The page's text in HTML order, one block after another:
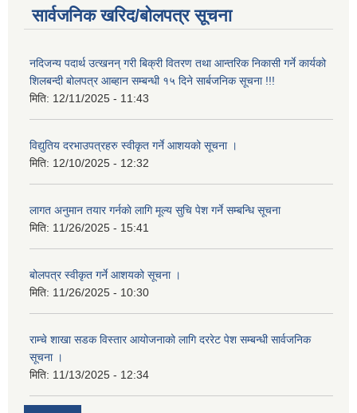
सार्वजनिक खरिद/बोलपत्र सूचना
नदिजन्य पदार्थ उत्खनन् गरी बिक्री वितरण तथा आन्तरिक निकासी गर्ने कार्यको
शिलबन्दी बोलपत्र आब्हान सम्बन्धी १५ दिने सार्बजनिक सूचना !!!
मिति: 12/11/2025 - 11:43
विद्युतिय दरभाउपत्रहरु स्वीकृत गर्ने आशयको सूचना ।
मिति: 12/10/2025 - 12:32
लागत अनुमान तयार गर्नकाे लागि मूल्य सुचि पेश गर्ने सम्बन्धि सूचना
मिति: 11/26/2025 - 15:41
बोलपत्र स्वीकृत गर्ने आशयको सूचना ।
मिति: 11/26/2025 - 10:30
राम्चे शाखा सडक विस्तार आयोजनाको लागि दररेट पेश सम्बन्धी सार्वजनिक
सूचना ।
मिति: 11/13/2025 - 12:34